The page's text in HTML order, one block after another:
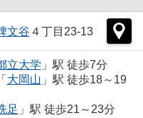
文谷 ４丁目23-13
立大学 」駅 徒歩7分
「 大岡山 」駅 徒歩18～19
足 」駅 徒歩21～23分